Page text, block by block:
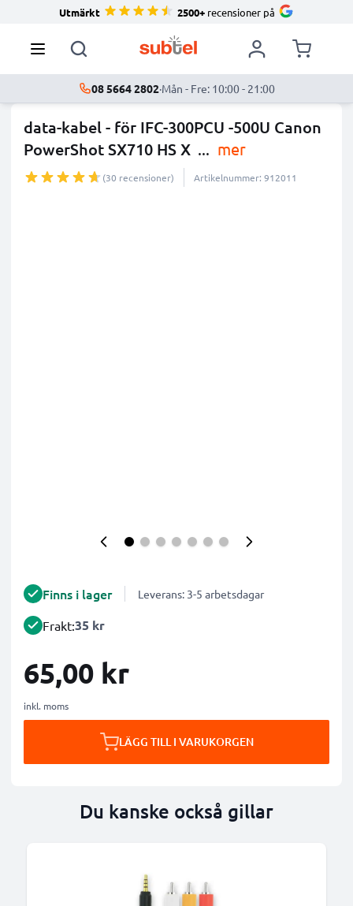
Utmärkt 2500+ recensioner på
08 5664 2802·Mån - Fre: 10:00 - 21:00
data-kabel - för IFC-300PCU -500U Canon
PowerShot SX710 HS X ... mer
(30 recensioner) Artikelnummer: 912011
Finns i lager Leverans: 3-5 arbetsdagar
Frakt:35 kr
65,00 kr
inkl. moms
LÄGG TILL I VARUKORGEN
Du kanske också gillar